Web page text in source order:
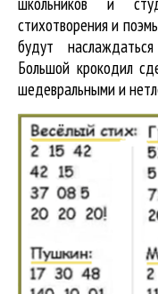
стихотворения и
будут
Большой крокодил
шедевральными и